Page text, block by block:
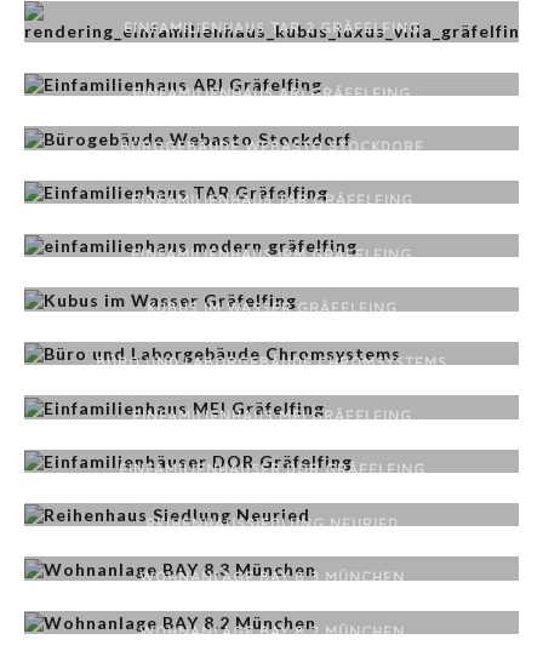
EINFAMILIENHAUS TAR 2 GRÄFELFING
EINFAMILIENHAUS ARI GRÄFELFING
BÜROGEBÄUDE WEBASTO STOCKDORF
EINFAMILIENHAUS TAR GRÄFELFING
EINFAMILIENHAUS IRM GRÄFELFING
KUBUS IM WASSER GRÄFELFING
BÜRO UND LABORGEBÄUDE CHROMSYSTEMS
EINFAMILIENHAUS MEI GRÄFELFING
EINFAMILIENHÄUSER DOR GRÄFELFING
REIHENHAUSSIEDLUNG NEURIED
WOHNANLAGE BAY 8.3 MÜNCHEN
WOHNANLAGE BAY 8.2 MÜNCHEN